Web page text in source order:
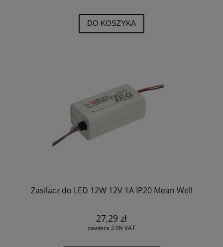
DO KOSZYKA
Zasilacz do LED 12W 12V 1A IP20 Mean Well
27,29 zł
zawiera 23% VAT